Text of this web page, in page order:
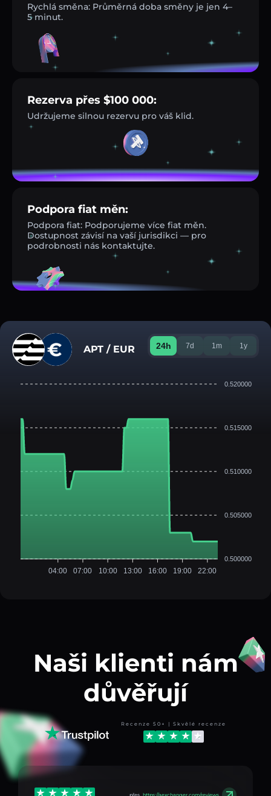
Rychlá směna: Průměrná doba směny je jen 4–
5 minut.
Rezerva přes $100 000:
Udržujeme silnou rezervu pro váš klid.
Podpora fiat měn:
Podpora fiat: Podporujeme více fiat měn.
Dostupnost závisí na vaší jurisdikci — pro
podrobnosti nás kontaktujte.
APT / EUR 24h 7d 1m 1y
0.520000
0.515000
0.510000
0.505000
0.500000
04:00 07:00 10:00 13:00 16:00 19:00 22:00
Naši klienti nám
důvěřují
Recenze 50+ | Skvělé recenze
přes https://aexchanger.com/reviews